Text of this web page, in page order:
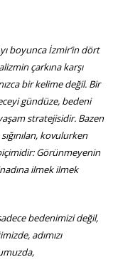
boyunca İzmir’in dört
çarkına karşı
bir kelime değil. Bir
gündüze, bedeni
stratejisidir. Bazen
kovulurken
Görünmeyenin
ilmek ilmek
bedenimizi değil,
adımızı